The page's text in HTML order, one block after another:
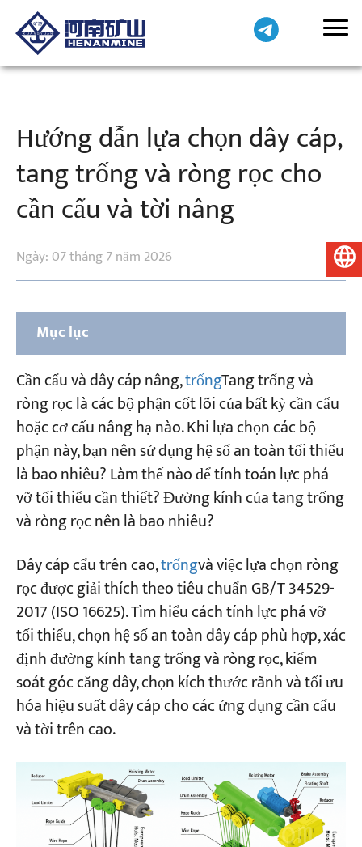
Các ứng dụng
Về chúng tôi
Hướng dẫn lựa chọn dây cáp,
tang trống và ròng rọc cho
cần cẩu và tời nâng
Ngày: 07 tháng 7 năm 2026
Mục lục
2. Hệ số an toàn tối thiểu của dây cáp cần cẩu
trên cao Zp
3. Lựa chọn dây cáp cho cần cẩu trên cao
3.1 Lực phá vỡ tối thiểu
3.2 Góc nghiêng tối đa của đội tàu
3.3 Nhiệt độ hoạt động tối đa của dây cáp
thép
4. Lựa chọn tang trống và ròng rọc cho cần
cẩu trên cao
4.1 Loại trống và hướng cuộn dây
4.2 Bán kính rãnh và vật liệu puly
ròng rọc
5. Điều kiện vận hành đặc biệt
Cần cẩu và dây cáp nâng,trốngTang trống và
ròng rọc là các bộ phận cốt lõi của bất kỳ cần cẩu
hoặc cơ cấu nâng hạ nào. Khi lựa chọn các bộ
phận này, bạn nên sử dụng hệ số an toàn tối thiểu
là bao nhiêu? Làm thế nào để tính toán lực phá
vỡ tối thiểu cần thiết? Đường kính của tang trống
và ròng rọc nên là bao nhiêu?
Dây cáp cẩu trên cao,trốngvà việc lựa chọn ròng
rọc được giải thích theo tiêu chuẩn GB/T 34529-
2017 (ISO 16625). Tìm hiểu cách tính lực phá vỡ
tối thiểu, chọn hệ số an toàn dây cáp phù hợp, xác
định đường kính tang trống và ròng rọc, kiểm
soát góc căng dây, chọn kích thước rãnh và tối ưu
hóa hiệu suất dây cáp cho các ứng dụng cần cẩu
và tời trên cao.
Tiếng Việt